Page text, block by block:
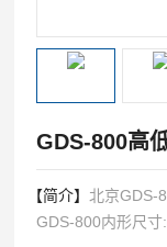
GDS-800高
【简介】 北京GDS-
GDS-800内形尺